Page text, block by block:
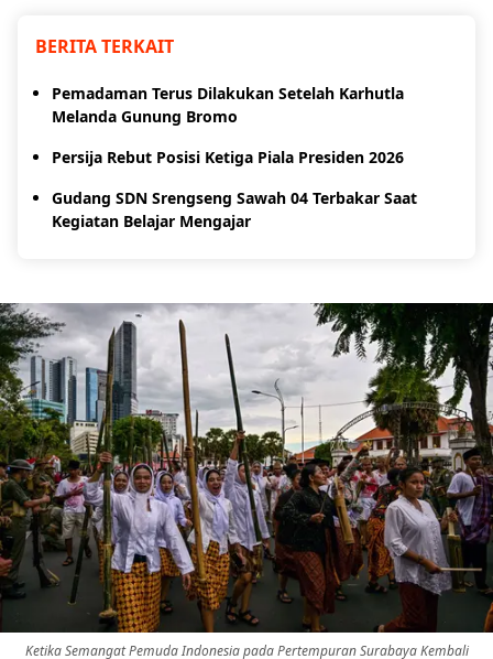
BERITA TERKAIT
Pemadaman Terus Dilakukan Setelah Karhutla
Melanda Gunung Bromo
Persija Rebut Posisi Ketiga Piala Presiden 2026
Gudang SDN Srengseng Sawah 04 Terbakar Saat
Kegiatan Belajar Mengajar
Ketika Semangat Pemuda Indonesia pada Pertempuran Surabaya Kembali